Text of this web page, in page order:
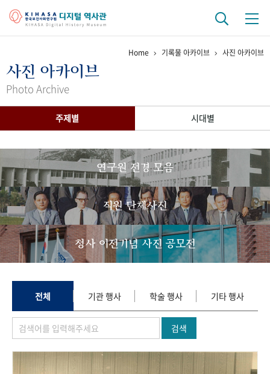
걸어온 길 기관 변천사
간행물 변천사
기록물 아카이브
사진 아카이브 문서 기록물 행정박물 영상 기록물
50+1 주년 기념
성과 50선 숫자로 보는 50년
세계와 함께 한 KIHASA
VR 역사관
Home 기록물 아카이브 사진 아카이브
사진 아카이브
Photo Archive
주제별 시대별
연구원 전경 모음
직원 단체사진
청사 이전기념 사진 공모전
전체 기관 행사 학술 행사 기타 행사
검색